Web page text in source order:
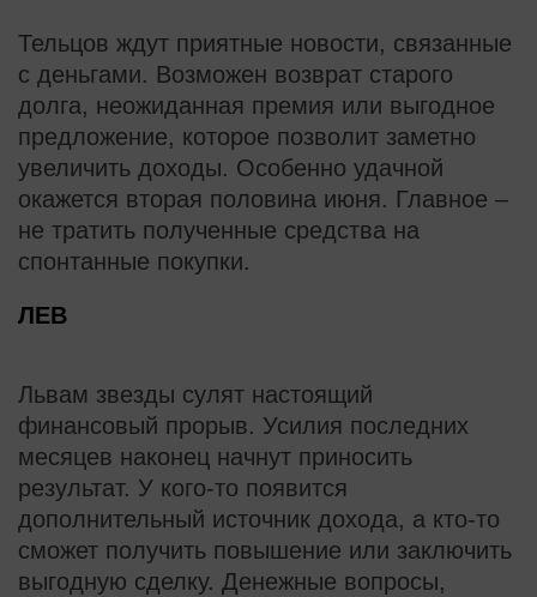
Тельцов ждут приятные новости, связанные
с деньгами. Возможен возврат старого
долга, неожиданная премия или выгодное
предложение, которое позволит заметно
увеличить доходы. Особенно удачной
окажется вторая половина июня. Главное –
не тратить полученные средства на
спонтанные покупки.
ЛЕВ
Львам звезды сулят настоящий
финансовый прорыв. Усилия последних
месяцев наконец начнут приносить
результат. У кого-то появится
дополнительный источник дохода, а кто-то
сможет получить повышение или заключить
выгодную сделку. Денежные вопросы,